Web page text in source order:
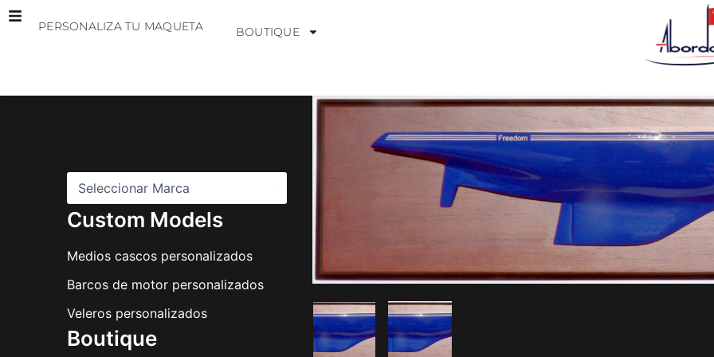
PERSONALIZA TU MAQUETA BOUTIQUE
Custom Models
Medios cascos personalizados
Barcos de motor personalizados
Veleros personalizados
Boutique